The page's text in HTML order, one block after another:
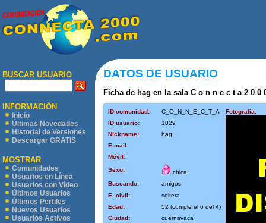
BUSCAR USUARIO
INFORMACIÓN
Inicio
Últimas Novedades
Historial de Versiones
Descargar GRATIS
MOSTRAR
Comunidades
Usuarios en Línea
Usuarios con Vídeo
Últimos Usuarios
Últimos Perfiles
Nuevos Usuarios
Usuarios Activos
DATOS DE USUARIO
Ficha de hag en la sala C o n n e c t a 2 0 0
ID comunidad: C_O_N_N_E_C_T_A
Fotografía:
ID usuario:
1029
Nickname:
hag
E-mail:
Móvil:
Sexo:
chica
Buscando:
amigos
E. civil:
soltera
Edad:
52 (cumple el 6 del 4)
Ciudad:
cuernavaca